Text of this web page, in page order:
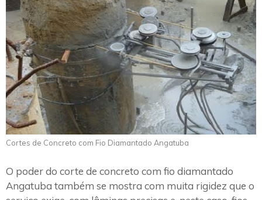
Cortes de Concreto com Fio Diamantado Angatuba
O poder do corte de concreto com fio diamantado
Angatuba também se mostra com muita rigidez que o